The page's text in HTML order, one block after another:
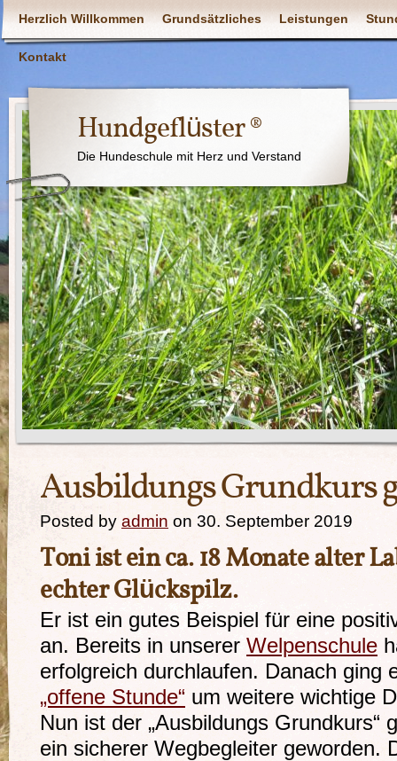
Herzlich Willkommen Grundsätzliches Leistungen
Kontakt
Hundgeflüster ®
Die Hundeschule mit Herz und Verstand
Ausbildungs Grundkurs
Posted by admin on 30. September 2019
Toni ist ein ca. 18 Monate alter
echter Glückspilz.
Er ist ein gutes Beispiel für eine
an. Bereits in unserer Welpenschule
erfolgreich durchlaufen. Danach ging
„offene Stunde“ um weitere wichtige
Nun ist der „Ausbildungs Grundkurs“
ein sicherer Wegbegleiter geworden.